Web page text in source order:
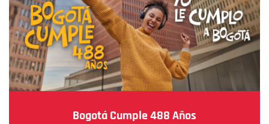
Bogotá Cumple 488 Años